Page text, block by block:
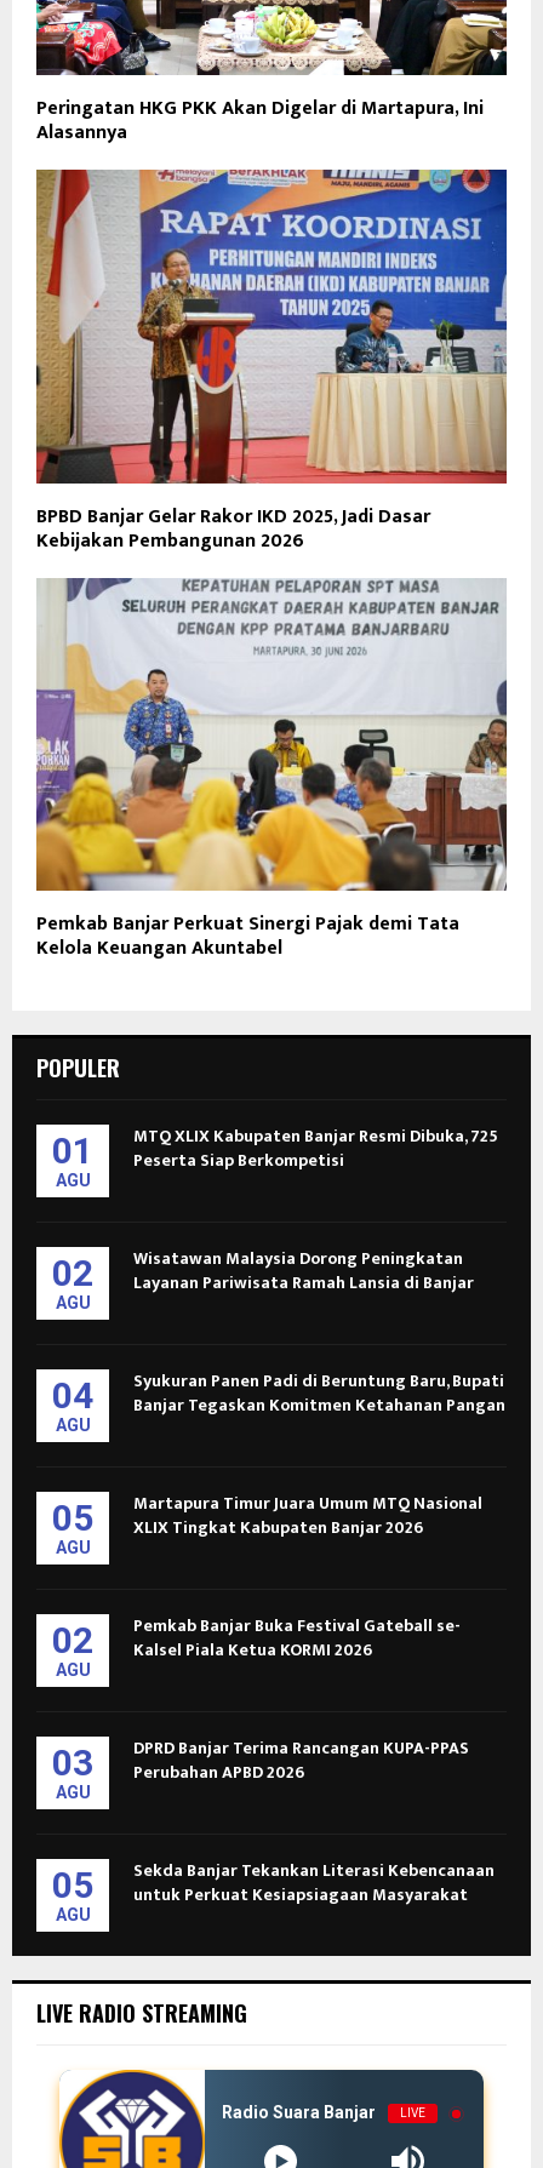
Peringatan HKG PKK Akan Digelar di Martapura, Ini
Alasannya
BPBD Banjar Gelar Rakor IKD 2025, Jadi Dasar
Kebijakan Pembangunan 2026
Pemkab Banjar Perkuat Sinergi Pajak demi Tata
Kelola Keuangan Akuntabel
POPULER
01
AGU
MTQ XLIX Kabupaten Banjar Resmi Dibuka, 725
Peserta Siap Berkompetisi
02
AGU
Wisatawan Malaysia Dorong Peningkatan
Layanan Pariwisata Ramah Lansia di Banjar
04
AGU
Syukuran Panen Padi di Beruntung Baru, Bupati
Banjar Tegaskan Komitmen Ketahanan Pangan
05
AGU
Martapura Timur Juara Umum MTQ Nasional
XLIX Tingkat Kabupaten Banjar 2026
02
AGU
Pemkab Banjar Buka Festival Gateball se-
Kalsel Piala Ketua KORMI 2026
03
AGU
DPRD Banjar Terima Rancangan KUPA-PPAS
Perubahan APBD 2026
05
AGU
Sekda Banjar Tekankan Literasi Kebencanaan
untuk Perkuat Kesiapsiagaan Masyarakat
LIVE RADIO STREAMING
Radio Suara Banjar LIVE